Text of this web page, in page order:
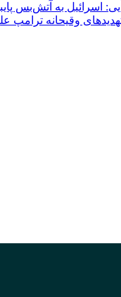
اسرائیل به آتش‌بس
وقیحانه ترامپ